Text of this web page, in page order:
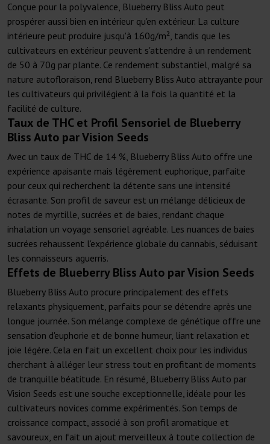
Conçue pour la polyvalence, Blueberry Bliss Auto peut
prospérer aussi bien en intérieur qu'en extérieur. La culture
intérieure peut produire jusqu'à 160g/m², tandis que les
cultivateurs en extérieur peuvent s'attendre à un rendement
de 50 à 70g par plante. Ce rendement substantiel, malgré sa
nature autofloraison, rend Blueberry Bliss Auto attrayante pour
les cultivateurs qui privilégient à la fois la quantité et la
facilité de culture.
Taux de THC et Profil Sensoriel de Blueberry
Bliss Auto par Vision Seeds
Avec un taux de THC de 14 %, Blueberry Bliss Auto offre une
expérience apaisante mais légèrement euphorique, parfaite
pour ceux qui recherchent la détente sans une intensité
écrasante. Son profil de saveur est un mélange délicieux de
notes de myrtille, sucrées et de baies, rendant chaque
inhalation un voyage sensoriel agréable. Les nuances de baies
sucrées rehaussent l'expérience globale du cannabis, séduisant
les connaisseurs aguerris.
Effets de Blueberry Bliss Auto par Vision Seeds
Blueberry Bliss Auto procure principalement des effets
relaxants physiquement, parfaits pour se détendre après une
longue journée. Son mélange complexe de génétique offre une
sensation d'euphorie et de bonne humeur, liant relaxation et
joie légère. Cela en fait un excellent choix pour les individus
cherchant à alléger leur stress tout en profitant de moments
de tranquille béatitude. En résumé, Blueberry Bliss Auto par
Vision Seeds est une souche exceptionnelle, idéale pour les
cultivateurs novices comme expérimentés. Son temps de
croissance compact, associé à son profil aromatique et
savoureux, en fait un ajout merveilleux à toute collection de